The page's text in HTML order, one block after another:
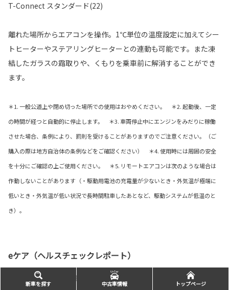
T-Connect スタンダード(22)
離れた場所からエアコンを操作。1℃単位の温度設定に加えてシー
トヒーターやステアリングヒーターとの連動も可能です。また凍
結したガラスの霜取りや、くもりを乗車前に解消することができ
ます。
＊1. 一般公道上や閉め切った場所での使用はおやめください。 ＊2. 起動後、一定
の時間が経つと自動的に停止します。 ＊3. 車両停止中にエンジンをみだりに稼働
させた場合、条例により、罰則を受けることがありますのでご注意ください。（ご
購入の際は地方自治体の条例などをご確認ください） ＊4. 使用時には周囲の安全
を十分にご確認の上ご使用ください。 ＊5. リモートエアコンは次のような場合は
作動しないことがあります（・駆動用電池の充電量が少ないとき・外気温が極端に
低いとき・外気温が低い状況で長時間駐車したあとなど、駆動システムが低温のと
き）。
eケア（ヘルスチェックレポート）
クルマの健康状態を確認できます。
新車を探す 中古車情報 トップページ